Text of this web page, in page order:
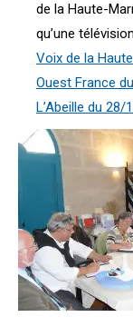
de la Haute-
qu’une
Voix de la
Ouest France
L’Abeille du 28/